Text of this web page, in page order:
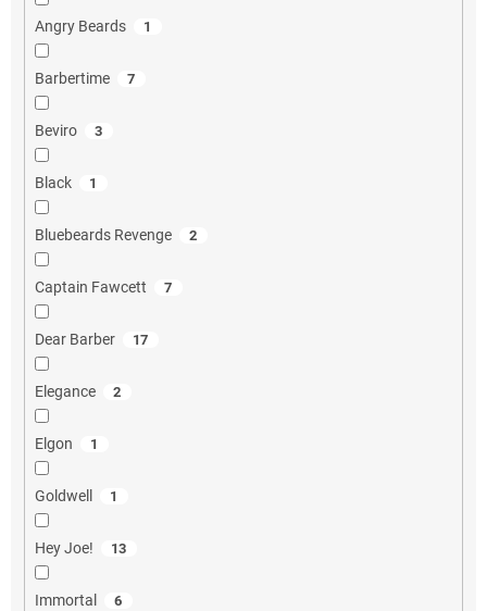
Angry Beards 1
Barbertime 7
Beviro 3
Black 1
Bluebeards Revenge 2
Captain Fawcett 7
Dear Barber 17
Elegance 2
Elgon 1
Goldwell 1
Hey Joe! 13
Immortal 6